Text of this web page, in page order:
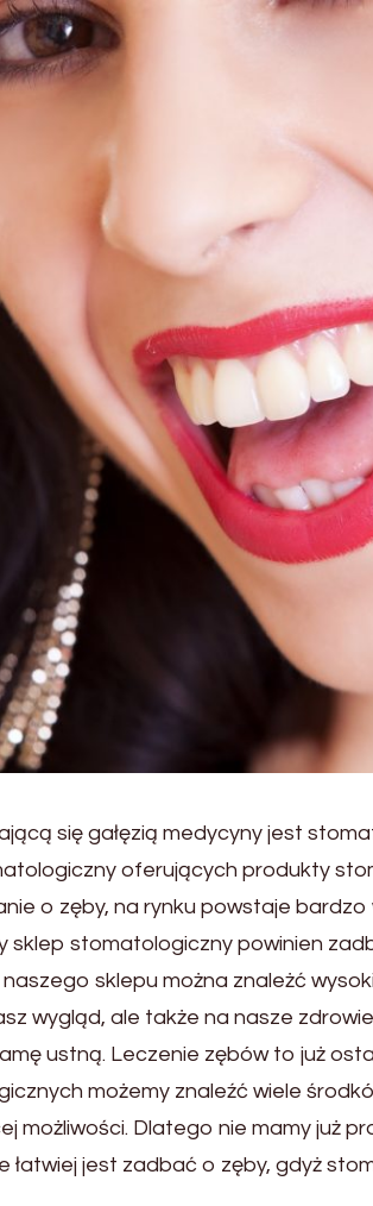
się gałęzią medycyny jest
oferujących produkty
o zęby, na rynku powstaje
sklep stomatologiczny powinien
sklepu można znależć
wygląd, ale także na nasze
ustną. Leczenie zębów to już
możemy znaleźć wiele
możliwości. Dlatego nie mamy już
łatwiej jest zadbać o zęby, gdyż